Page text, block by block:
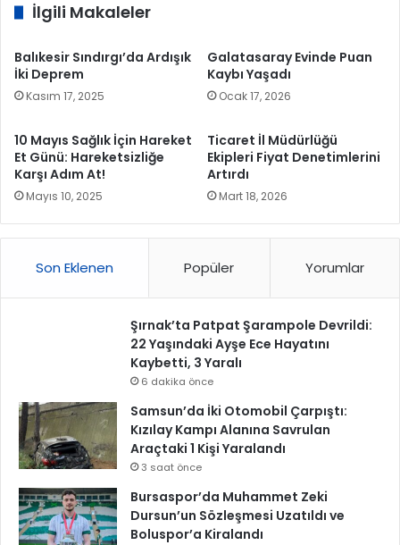
İlgili Makaleler
Balıkesir Sındırgı’da Ardışık
İki Deprem
Kasım 17, 2025
Galatasaray Evinde Puan
Kaybı Yaşadı
Ocak 17, 2026
10 Mayıs Sağlık İçin Hareket
Et Günü: Hareketsizliğe
Karşı Adım At!
Mayıs 10, 2025
Ticaret İl Müdürlüğü
Ekipleri Fiyat Denetimlerini
Artırdı
Mart 18, 2026
Son Eklenen Popüler Yorumlar
Şırnak’ta Patpat Şarampole Devrildi:
22 Yaşındaki Ayşe Ece Hayatını
Kaybetti, 3 Yaralı
6 dakika önce
Samsun’da İki Otomobil Çarpıştı:
Kızılay Kampı Alanına Savrulan
Araçtaki 1 Kişi Yaralandı
3 saat önce
Bursaspor’da Muhammet Zeki
Dursun’un Sözleşmesi Uzatıldı ve
Boluspor’a Kiralandı